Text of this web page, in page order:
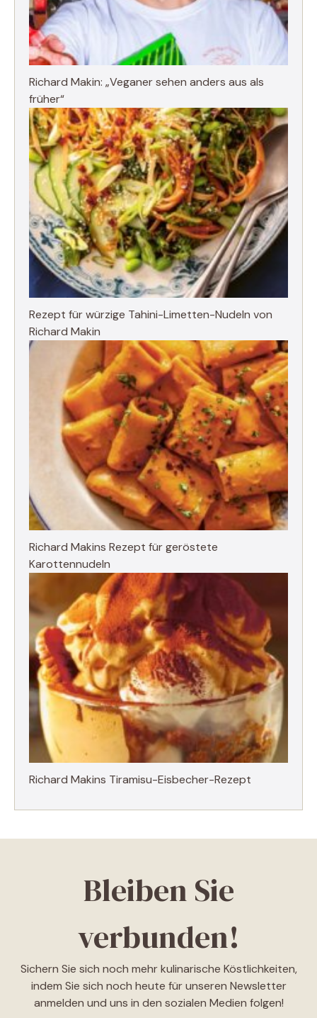
Richard Makin: „Veganer sehen anders aus als
früher“
Rezept für würzige Tahini-Limetten-Nudeln von
Richard Makin
Richard Makins Rezept für geröstete
Karottennudeln
Richard Makins Tiramisu-Eisbecher-Rezept
Bleiben Sie
verbunden!
Sichern Sie sich noch mehr kulinarische Köstlichkeiten,
indem Sie sich noch heute für unseren Newsletter
anmelden und uns in den sozialen Medien folgen!